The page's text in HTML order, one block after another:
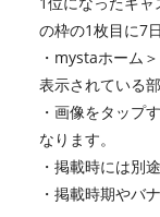
の枠の1枚目に7
・mystaホーム
表示されている
・画像をタップ
なります。
・掲載時には別
・掲載時期やバ